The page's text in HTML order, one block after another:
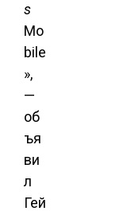
s
Mo
bile
»,
—
об
ъя
ви
л
Гей